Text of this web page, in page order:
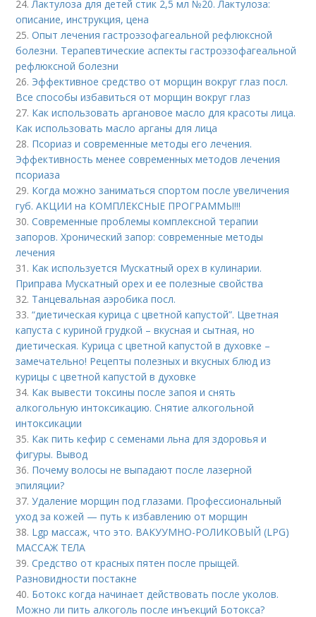
24.Лактулоза для детей стик 2,5 мл №20. Лактулоза:
описание, инструкция, цена
25.Опыт лечения гастроэзофагеальной рефлюксной
болезни. Терапевтические аспекты гастроэзофагеальной
рефлюксной болезни
26. Эффективное средство от морщин вокруг глаз посл.
Все способы избавиться от морщин вокруг глаз
27. Как использовать аргановое масло для красоты лица.
Как использовать масло арганы для лица
28. Псориаз и современные методы его лечения.
Эффективность менее современных методов лечения
псориаза
29. Когда можно заниматься спортом после увеличения
губ. АКЦИИ на КОМПЛЕКСНЫЕ ПРОГРАММЫ!!!
30.Современные проблемы комплексной терапии
запоров. Хронический запор: современные методы
лечения
31. Как используется Мускатный орех в кулинарии.
Приправа Мускатный орех и ее полезные свойства
32. Танцевальная аэробика посл.
33.“диетическая курица с цветной капустой”. Цветная
капуста с куриной грудкой – вкусная и сытная, но
диетическая. Курица с цветной капустой в духовке –
замечательно! Рецепты полезных и вкусных блюд из
курицы с цветной капустой в духовке
34. Как вывести токсины после запоя и снять
алкогольную интоксикацию. Снятие алкогольной
интоксикации
35. Как пить кефир с семенами льна для здоровья и
фигуры. Вывод
36. Почему волосы не выпадают после лазерной
эпиляции?
37.Удаление морщин под глазами. Профессиональный
уход за кожей — путь к избавлению от морщин
38. Lgp массаж, что это. ВАКУУМНО-РОЛИКОВЫЙ (LPG)
МАССАЖ ТЕЛА
39.Средство от красных пятен после прыщей.
Разновидности постакне
40. Ботокс когда начинает действовать после уколов.
Можно ли пить алкоголь после инъекций Ботокса?